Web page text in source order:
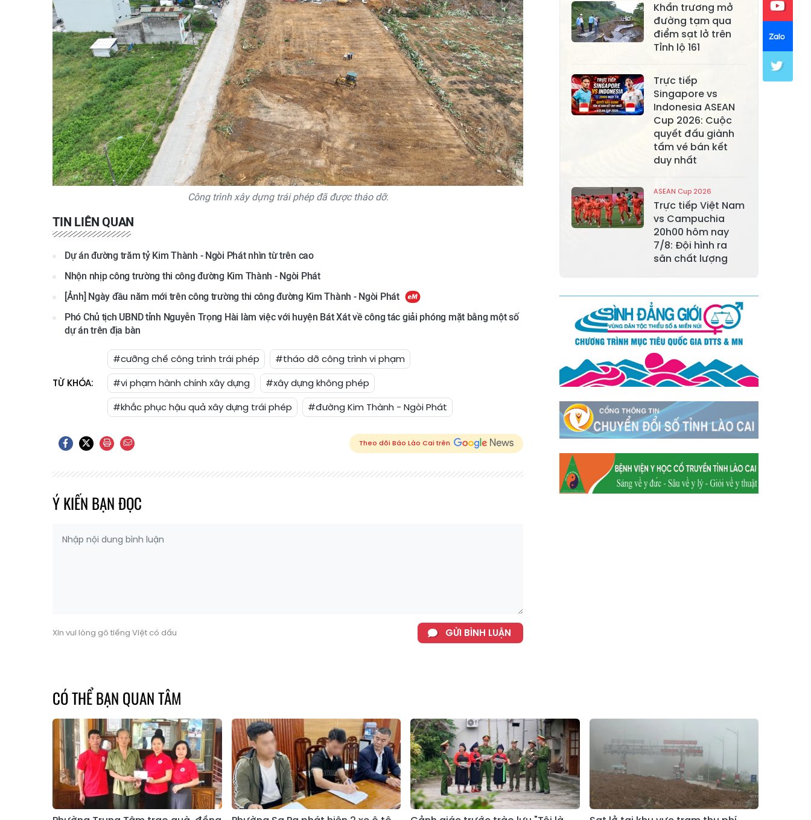
Công trình xây dựng trái phép đã được tháo dỡ.
TIN LIÊN QUAN
Dự án đường trăm tỷ Kim Thành - Ngòi Phát nhìn từ trên cao
Nhộn nhịp công trường thi công đường Kim Thành - Ngòi Phát
[Ảnh] Ngày đầu năm mới trên công trường thi công đường Kim Thành - Ngòi Phát
Phó Chủ tịch UBND tỉnh Nguyễn Trọng Hài làm việc với huyện Bát Xát về công tác giải phóng mặt bằng một số
dự án trên địa bàn
TỪ KHÓA:
#cưỡng chế công trình trái phép
#tháo dỡ công trình vi phạm
#vi phạm hành chính xây dựng
#xây dựng không phép
#khắc phục hậu quả xây dựng trái phép
#đường Kim Thành - Ngòi Phát
Theo dõi Báo Lào Cai trên
Ý KIẾN BẠN ĐỌC
Xin vui lòng gõ tiếng Việt có dấu GỬI BÌNH LUẬN
Xã Khánh Hòa
Xã Phúc Lợi
Xã Mường Lai
Xã Cảm Nhân
Xã Yên Bình
Xã Bảo Ái
Xã Trấn Yên
Xã Hưng
Khánh
Xã Việt Hồng
Xã Quy Mông
Xã Cốc San
Xã Hợp Thành
Xã Phong Hải
Xã Xuân
Xã Bảo Thắng
Xã Mường
Hum
Xã Dền Sáng
Xã Y Tý
Xã A Mú Sung
Xã Trịnh Tường
Xã Bản Xèo
Xã Bát Xát
Xã Võ Lao
Xã Khánh Yên
Xã Văn Bàn
Xã Dương Quỳ
Xã Nậm Chảy
Xã Bảo Yên
Xã Nghĩa Đô
Xã Thượng Hà
Xã Cao Sơn
Xã Si Ma Cai
Xã Sín Chéng
Xã Nậm Xé
Xã Ngũ Chỉ
Sơn
Xã Chế Tạo
Xã Lao Chải Xã Nậm Có
Khẩn trương mở
đường tạm qua
điểm sạt lở trên
Tỉnh lộ 161
Trực tiếp
Singapore vs
Indonesia ASEAN
Cup 2026: Cuộc
quyết đấu giành
tấm vé bán kết
duy nhất
ASEAN Cup 2026
Trực tiếp Việt Nam
vs Campuchia
20h00 hôm nay
7/8: Đội hình ra
sân chất lượng
CÓ THỂ BẠN QUAN TÂM